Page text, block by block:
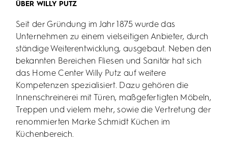
ÜBER WILLY PUTZ
Seit der Gründung im Jahr 1875 wurde das
Unternehmen zu einem vielseitigen Anbieter, durch
ständige Weiterentwicklung, ausgebaut. Neben den
bekannten Bereichen Fliesen und Sanitär hat sich
das Home Center Willy Putz auf weitere
Kompetenzen spezialisiert. Dazu gehören die
Innenschreinerei mit Türen, maßgefertigten Möbeln,
Treppen und vielem mehr, sowie die Vertretung der
renommierten Marke Schmidt Küchen im
Küchenbereich.